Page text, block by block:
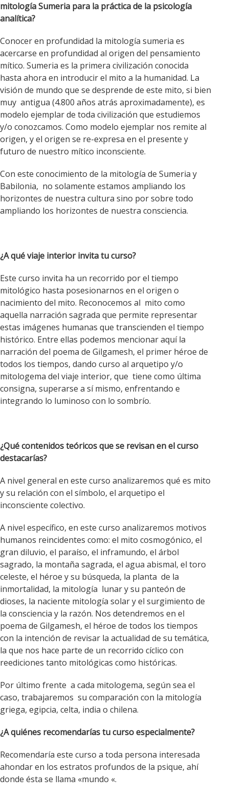
mitología Sumeria para la práctica de la psicología
analítica?
Conocer en profundidad la mitología sumeria es
acercarse en profundidad al origen del pensamiento
mítico. Sumeria es la primera civilización conocida
hasta ahora en introducir el mito a la humanidad. La
visión de mundo que se desprende de este mito, si bien
muy antigua (4.800 años atrás aproximadamente), es
modelo ejemplar de toda civilización que estudiemos
y/o conozcamos. Como modelo ejemplar nos remite al
origen, y el origen se re-expresa en el presente y
futuro de nuestro mítico inconsciente.
Con este conocimiento de la mitología de Sumeria y
Babilonia, no solamente estamos ampliando los
horizontes de nuestra cultura sino por sobre todo
ampliando los horizontes de nuestra consciencia.
¿A qué viaje interior invita tu curso?
Este curso invita ha un recorrido por el tiempo
mitológico hasta posesionarnos en el origen o
nacimiento del mito. Reconocemos al mito como
aquella narración sagrada que permite representar
estas imágenes humanas que transcienden el tiempo
histórico. Entre ellas podemos mencionar aquí la
narración del poema de Gilgamesh, el primer héroe de
todos los tiempos, dando curso al arquetipo y/o
mitologema del viaje interior, que tiene como última
consigna, superarse a sí mismo, enfrentando e
integrando lo luminoso con lo sombrío.
¿Qué contenidos teóricos que se revisan en el curso
destacarías?
A nivel general en este curso analizaremos qué es mito
y su relación con el símbolo, el arquetipo el
inconsciente colectivo.
A nivel específico, en este curso analizaremos motivos
humanos reincidentes como: el mito cosmogónico, el
gran diluvio, el paraíso, el inframundo, el árbol
sagrado, la montaña sagrada, el agua abismal, el toro
celeste, el héroe y su búsqueda, la planta de la
inmortalidad, la mitología lunar y su panteón de
dioses, la naciente mitología solar y el surgimiento de
la consciencia y la razón. Nos detendremos en el
poema de Gilgamesh, el héroe de todos los tiempos
con la intención de revisar la actualidad de su temática,
la que nos hace parte de un recorrido cíclico con
reediciones tanto mitológicas como históricas.
Por último frente a cada mitologema, según sea el
caso, trabajaremos su comparación con la mitología
griega, egipcia, celta, india o chilena.
¿A quiénes recomendarías tu curso especialmente?
Recomendaría este curso a toda persona interesada
ahondar en los estratos profundos de la psique, ahí
donde ésta se llama «mundo «.